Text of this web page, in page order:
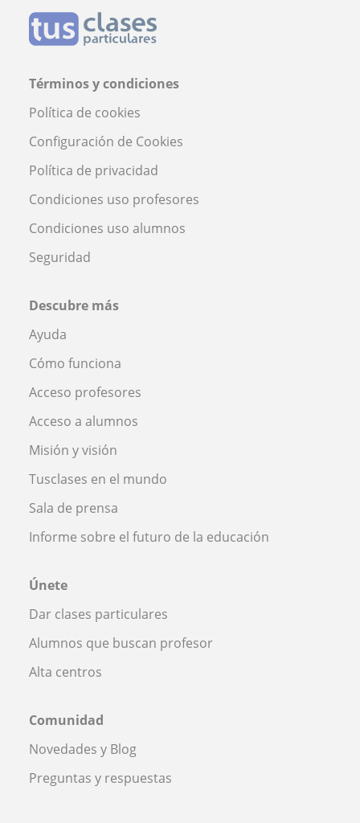
Términos y condiciones
Política de cookies
Configuración de Cookies
Política de privacidad
Condiciones uso profesores
Condiciones uso alumnos
Seguridad
Descubre más
Ayuda
Cómo funciona
Acceso profesores
Acceso a alumnos
Misión y visión
Tusclases en el mundo
Sala de prensa
Informe sobre el futuro de la educación
Únete
Dar clases particulares
Alumnos que buscan profesor
Alta centros
Comunidad
Novedades y Blog
Preguntas y respuestas